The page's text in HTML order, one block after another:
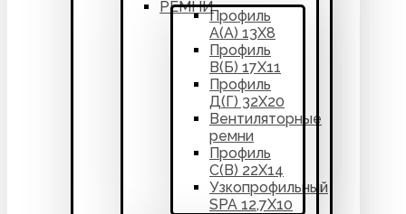
РЕМНИ
Профиль
А(А) 13Х8
Профиль
В(Б) 17Х11
Профиль
Д(Г) 32Х20
Вентиляторные
ремни
Профиль
С(В) 22Х14
Узкопрофильный
SPA 12,7Х10